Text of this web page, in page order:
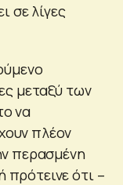
σε λίγες
μεταξύ των
να
πλέον
περασμένη
ότι –